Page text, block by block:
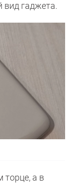
вид гаджета.
торце, а в